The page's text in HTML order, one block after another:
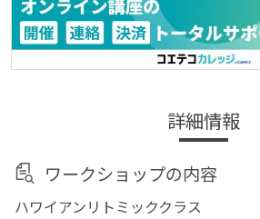
詳細情報
ワークショップの内容
ハワイアンリトミッククラス